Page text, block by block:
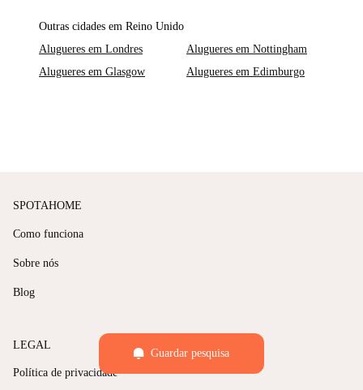
Outras cidades em Reino Unido
Alugueres em Londres
Alugueres em Nottingham
Alugueres em Glasgow
Alugueres em Edimburgo
Guardar pesquisa
SPOTAHOME
Como funciona
Sobre nós
Blog
LEGAL
Política de privacidade